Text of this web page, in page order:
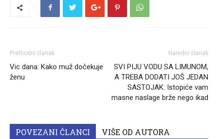
Prethodni članak
Vic dana: Kako muž dočekuje
ženu
Naredni članak
SVI PIJU VODU SA LIMUNOM,
A TREBA DODATI JOŠ JEDAN
SASTOJAK: Istopiće vam
masne naslage brže nego ikad
POVEZANI ČLANCI VIŠE OD AUTORA